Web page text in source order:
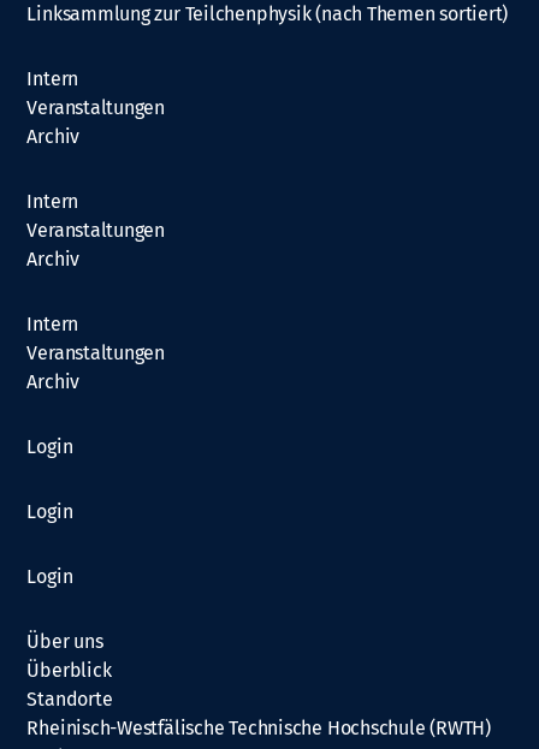
Linksammlung zur Teilchenphysik (nach Themen sortiert)
Intern
Veranstaltungen
Archiv
Intern
Veranstaltungen
Archiv
Intern
Veranstaltungen
Archiv
Login
Login
Login
Über uns
Überblick
Standorte
Rheinisch-Westfälische Technische Hochschule (RWTH)